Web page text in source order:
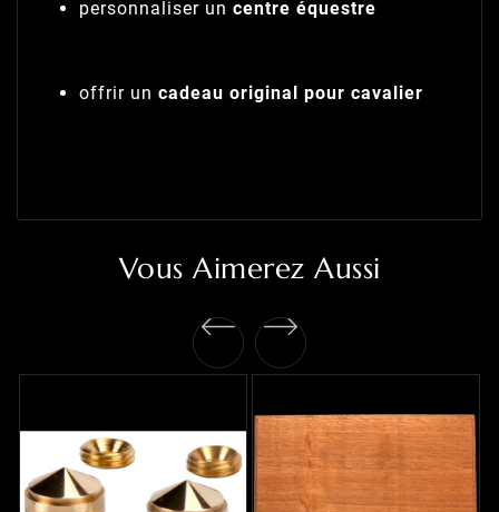
personnaliser un centre équestre
offrir un cadeau original pour cavalier
Vous Aimerez Aussi